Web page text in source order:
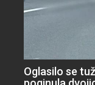
Oglasilo se